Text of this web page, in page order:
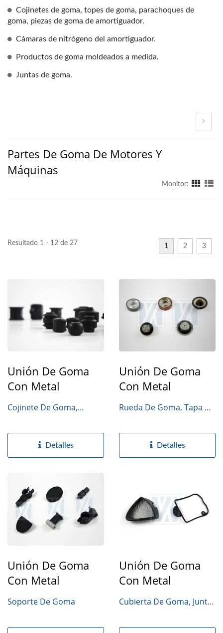
Cojinetes de goma, topes de goma, parachoques de
goma, piezas de goma de amortiguador.
Cámaras de nitrógeno del amortiguador.
Productos de goma moldeados a medida.
Juntas de goma.
Partes De Goma De Motores Y
Máquinas
Monitor:
Resultado 1 - 12 de 27 1 2 3
Unión De Goma
Con Metal
Cojinete De Goma,
Detalles
Unión De Goma
Con Metal
Rueda De Goma, Tapa De
Detalles
Unión De Goma
Con Metal
Soporte De Goma
Unión De Goma
Con Metal
Cubierta De Goma, Junta